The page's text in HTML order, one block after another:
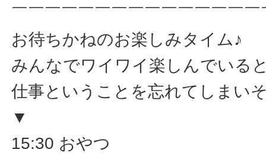
￣￣￣￣￣￣￣￣￣￣￣￣￣￣￣
お待ちかねのお楽しみタイム♪
みんなでワイワイ楽しんでいる
仕事ということを忘れてしまい
▼
15:30 おやつ